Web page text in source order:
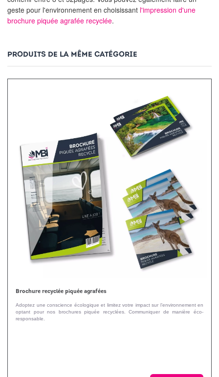
geste pour l'environnement en choisissant l'impression d'une
brochure piquée agrafée recyclée.
PRODUITS DE LA MÊME CATÉGORIE
Brochure recyclée piquée agrafées
Adoptez une conscience écologique et limitez votre impact sur l’environnement en
optant pour nos brochures piquée recyclées. Communiquer de manière éco-
responsable.